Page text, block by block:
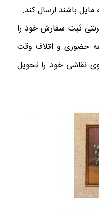
باشند ارسال کند.
ثبت سفارش خود را
حضوری و اتلاف وقت
نقاشی خود را تحویل